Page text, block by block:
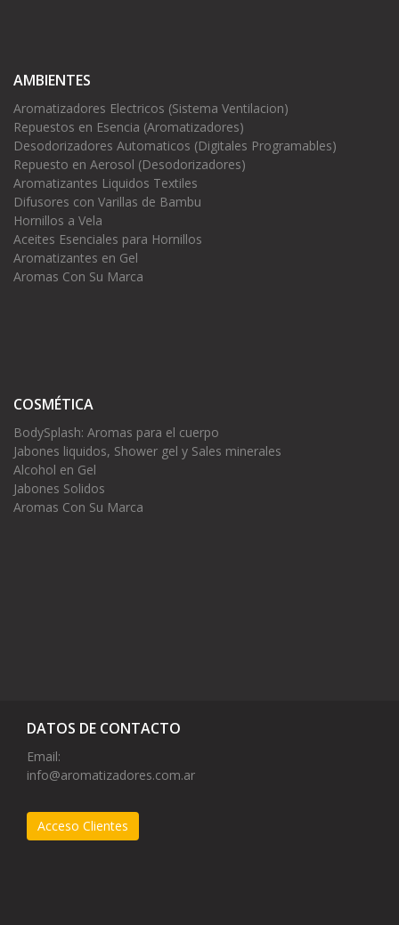
AMBIENTES
Aromatizadores Electricos (Sistema Ventilacion)
Repuestos en Esencia (Aromatizadores)
Desodorizadores Automaticos (Digitales Programables)
Repuesto en Aerosol (Desodorizadores)
Aromatizantes Liquidos Textiles
Difusores con Varillas de Bambu
Hornillos a Vela
Aceites Esenciales para Hornillos
Aromatizantes en Gel
Aromas Con Su Marca
COSMÉTICA
BodySplash: Aromas para el cuerpo
Jabones liquidos, Shower gel y Sales minerales
Alcohol en Gel
Jabones Solidos
Aromas Con Su Marca
DATOS DE CONTACTO
Email:
info@aromatizadores.com.ar
Acceso Clientes